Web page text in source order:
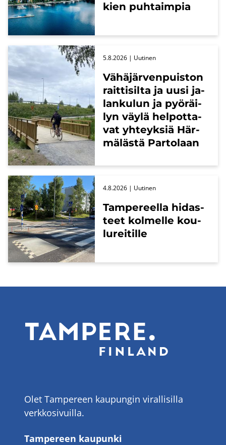
kien puh­taim­pia
Vä­hä­jär­ven­puis­ton
rait­ti­sil­ta ja uusi ja­
lan­ku­lun ja pyö­räi­
lyn väylä hel­pot­ta­
vat yh­teyk­siä Här­
mä­läs­tä Par­to­laan
5.8.2026 | Uu­ti­nen
Tam­pe­reel­la hi­das­
teet kol­mel­le kou­
lu­rei­til­le
4.8.2026 | Uu­ti­nen
Olet Tampereen kaupungin virallisilla
verkkosivuilla.
Tampereen kaupunki